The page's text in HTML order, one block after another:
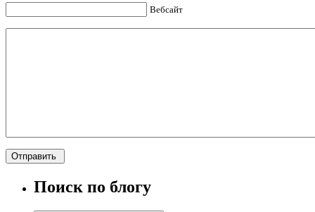
Вебсайт
Поиск по блогу